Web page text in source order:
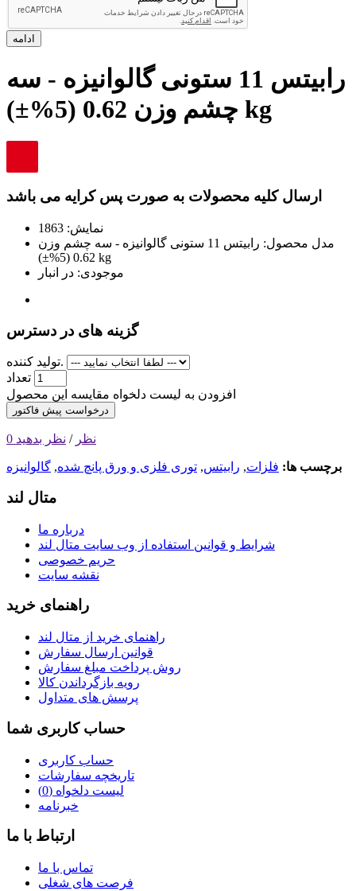
ادامه
رابیتس 11 ستونی گالوانیزه - سه
چشم وزن 0.62 (5%±) kg
ارسال کلیه محصولات به صورت پس کرایه می باشد
نمایش: 1863
مدل محصول:
رابیتس 11 ستونی گالوانیزه - سه چشم وزن
0.62 (5%±) kg
موجودی: در انبار
گزینه های در دسترس
تولید کننده.
تعداد
افزودن به لیست دلخواه مقایسه این محصول
درخواست پیش فاکتور
0 نظر / نظر بدهید
برچسب ها: فلزات, رابیتس, توری فلزی و ورق پانچ شده, گالوانیزه
متال لند
درباره ما
شرایط و قوانین استفاده از وب سایت متال لند
حریم خصوصی
نقشه سایت
راهنمای خرید
راهنمای خرید از متال لند
قوانین ارسال سفارش
روش‌ پرداخت مبلغ سفارش
رویه بازگرداندن کالا
پرسش های متداول
حساب کاربری شما
حساب کاربری
تاریخچه سفارشات
لیست دلخواه (0
)
خبرنامه
ارتباط با ما
تماس با ما
فرصت های شغلی